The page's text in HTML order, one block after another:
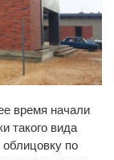
время начали
такого вида
по